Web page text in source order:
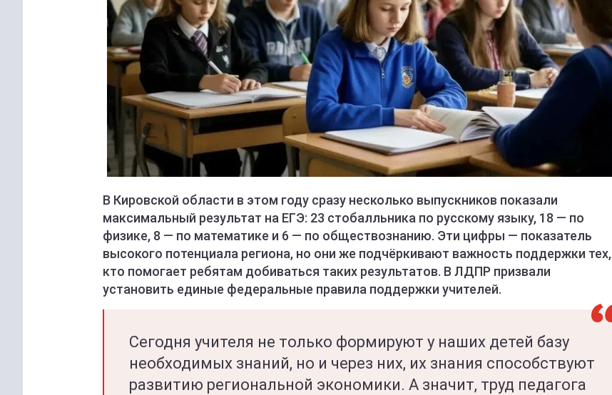
В Кировской области в этом году сразу несколько выпускников показали
максимальный результат на ЕГЭ: 23 стобалльника по русскому языку, 18 — по
физике, 8 — по математике и 6 — по обществознанию. Эти цифры — показатель
высокого потенциала региона, но они же подчёркивают важность поддержки тех,
кто помогает ребятам добиваться таких результатов. В ЛДПР призвали
установить единые федеральные правила поддержки учителей.
Сегодня учителя не только формируют у наших детей базу
необходимых знаний, но и через них, их знания способствуют
развитию региональной экономики. А значит, труд педагога